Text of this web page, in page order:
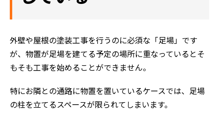
外壁や屋根の塗装工事を行うのに必須な「足場」です
が、物置が足場を建てる予定の場所に重なっているとそ
もそも工事を始めることができません。
特にお隣との通路に物置を置いているケースでは、足場
の柱を立てるスペースが限られてしまいます。